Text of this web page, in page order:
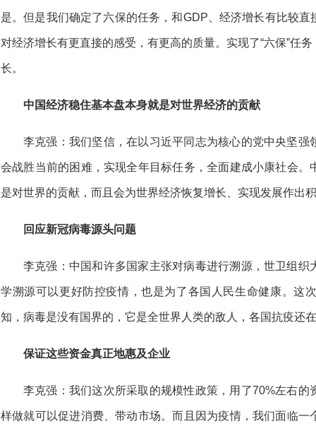
是。但是我们确定了六保的任务，和GDP、经济增长有比较
对经济增长有更直接的感受，有更高的质量。实现了“六保”任
长。
中国经济稳住基本盘本身就是对世界经济的贡献
李克强：我们坚信，在以习近平同志为核心的党中央坚
会战胜当前的困难，实现全年目标任务，全面建成小康社会
是对世界的贡献，而且会为世界经济恢复增长、实现发展作出
回应新冠病毒源头问题
李克强：中国和许多国家主张对病毒进行溯源，世卫组
学溯源可以更好防控疫情，也是为了各国人民生命健康。这
知，病毒是没有国界的，它是全世界人类的敌人，各国抗疫还
保证这些资金真正地惠及企业
李克强：我们这次所采取的规模性政策，用了70%左右
样做就可以促进消费、带动市场。而且因为疫情，我们面临